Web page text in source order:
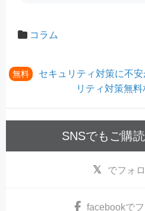
コラム
無料
セキュリティ対策に不
リティ対策無料
SNSでもご購
でフォ
facebookで